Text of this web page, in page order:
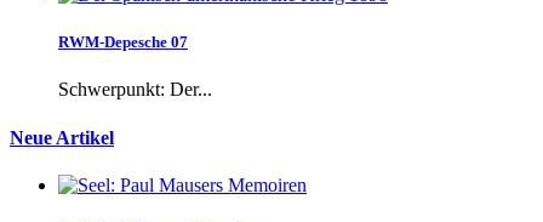
RWM-Depesche 07
Schwerpunkt: Der...
Neue Artikel